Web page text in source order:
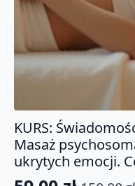
KURS:
Masaż
ukrytych emocji.